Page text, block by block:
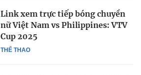
THỂ THAO
Link xem trực tiếp bóng chuyền
nữ Việt Nam vs Philippines: VTV
Cup 2025